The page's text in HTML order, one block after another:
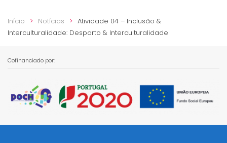
Início Notícias
Atividade 04 – Inclusão &
Interculturalidade: Desporto & Interculturalidade
Cofinanciado por: